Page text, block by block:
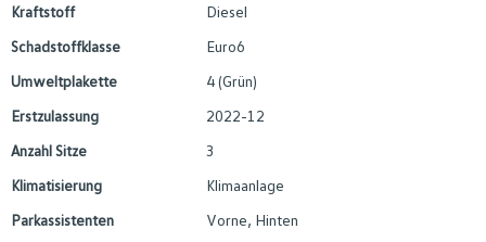
Kraftstoff
Diesel
Schadstoffklasse
Euro6
Umweltplakette
4 (Grün)
Erstzulassung
2022-12
Anzahl Sitze
3
Klimatisierung
Klimaanlage
Parkassistenten
Vorne, Hinten